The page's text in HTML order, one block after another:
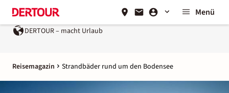
Menü
DERTOUR – macht Urlaub
Reisemagazin Strandbäder rund um den Bodensee